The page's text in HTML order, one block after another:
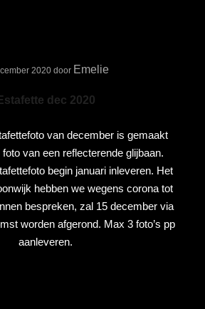
2020door Emelie
Estafette dec 2020
van december is gemaakt
van een reflecterende glijbaan.
begin januari inleveren. Het
hebben we wegens corona tot
bespreken, zal 15 december via
worden afgerond. Max 3 foto’s pp
aanleveren.